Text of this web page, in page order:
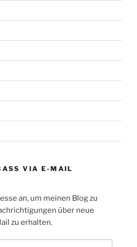
VIA E-MAIL
an, um meinen Blog zu
über neue
zu erhalten.